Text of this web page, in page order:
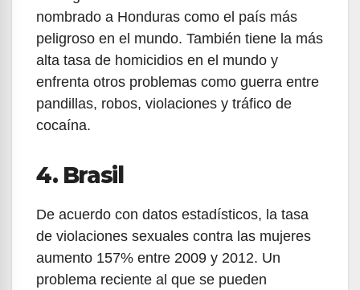
nombrado a Honduras como el país más
peligroso en el mundo. También tiene la más
alta tasa de homicidios en el mundo y
enfrenta otros problemas como guerra entre
pandillas, robos, violaciones y tráfico de
cocaína.
4. Brasil
De acuerdo con datos estadísticos, la tasa
de violaciones sexuales contra las mujeres
aumento 157% entre 2009 y 2012. Un
problema reciente al que se pueden